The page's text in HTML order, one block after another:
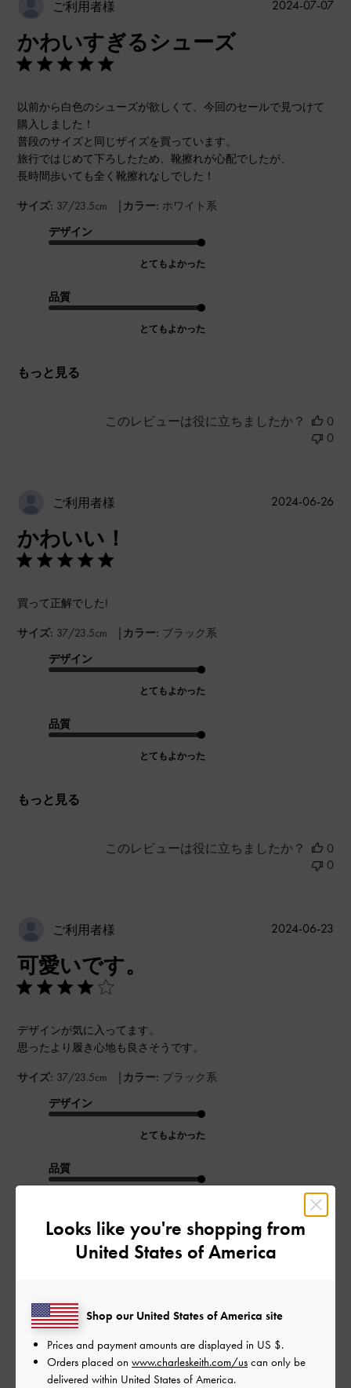
ご利用者様
かわいすぎるシューズ
以前から白色のシューズが欲しくて、今回のセールで見つけて
購入しました！
普段のサイズと同じザイズを買っています。
旅行ではじめて下ろしたため、靴擦れが心配でしたが、
長時間歩いても全く靴擦れなしでした！
サイズ: 37/23.5cm | カラー: ホワイト系
デザイン
とてもよかった
品質
とてもよかった
もっと見る
公
2024-07-07
このレビューは役に立ちましたか？
0
0
ご利用者様
かわいい！
買って正解でした!
サイズ: 37/23.5cm | カラー: ブラック系
デザイン
とてもよかった
品質
とてもよかった
もっと見る
公
2024-06-26
このレビューは役に立ちましたか？
0
0
ご利用者様
可愛いです。
デザインが気に入ってます。
思ったより履き心地も良さそうです。
サイズ: 37/23.5cm | カラー: ブラック系
デザイン
とてもよかった
品質
もっと見る
公
2024-06-23
ご利用者様 2024-06-10
Looks like you're shopping from
United States of America
Shop our United States of America site
Prices and payment amounts are displayed in US $.
Orders placed on www.charleskeith.com/us can only be
delivered within United States of America.